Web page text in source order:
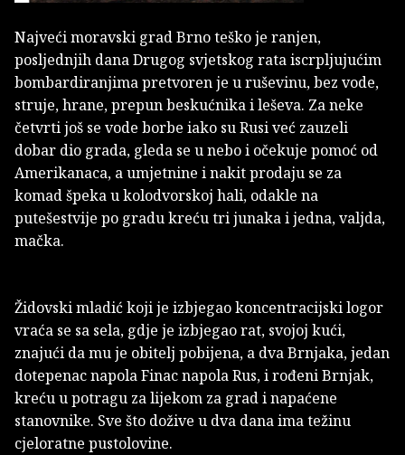
Najveći moravski grad Brno teško je ranjen,
posljednjih dana Drugog svjetskog rata iscrpljujućim
bombardiranjima pretvoren je u ruševinu, bez vode,
struje, hrane, prepun beskućnika i leševa. Za neke
četvrti još se vode borbe iako su Rusi već zauzeli
dobar dio grada, gleda se u nebo i očekuje pomoć od
Amerikanaca, a umjetnine i nakit prodaju se za
komad špeka u kolodvorskoj hali, odakle na
putešestvije po gradu kreću tri junaka i jedna, valjda,
mačka.
Židovski mladić koji je izbjegao koncentracijski logor
vraća se sa sela, gdje je izbjegao rat, svojoj kući,
znajući da mu je obitelj pobijena, a dva Brnjaka, jedan
dotepenac napola Finac napola Rus, i rođeni Brnjak,
kreću u potragu za lijekom za grad i napaćene
stanovnike. Sve što dožive u dva dana ima težinu
cjeloratne pustolovine.